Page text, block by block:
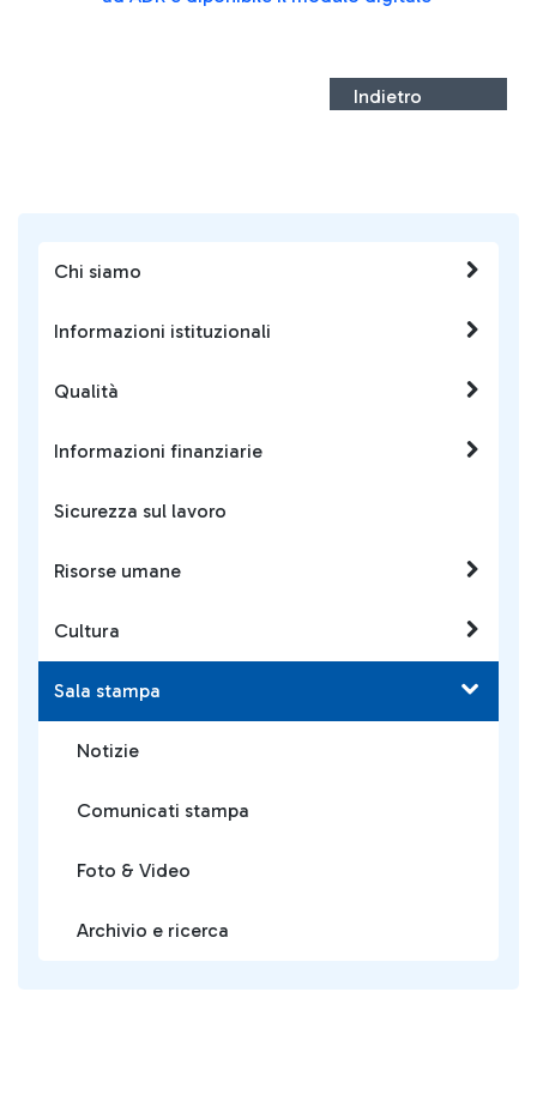
Chi siamo
Informazioni istituzionali
Qualità
Informazioni finanziarie
Sicurezza sul lavoro
Risorse umane
Cultura
Sala stampa
Notizie
Comunicati stampa
Foto & Video
Archivio e ricerca
Indietro